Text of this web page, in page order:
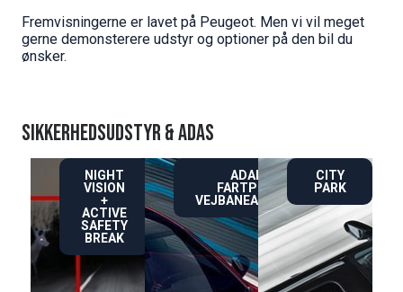
Fremvisningerne er lavet på Peugeot. Men vi vil meget
gerne demonsterere udstyr og optioner på den bil du
ønsker.
SIKKERHEDSUDSTYR & ADAS
NIGHT
VISION
+
ACTIVE
SAFETY
BREAK
ADAPTIV
FARTPILOT &
VEJBANEASSISTENT
CITY
PARK